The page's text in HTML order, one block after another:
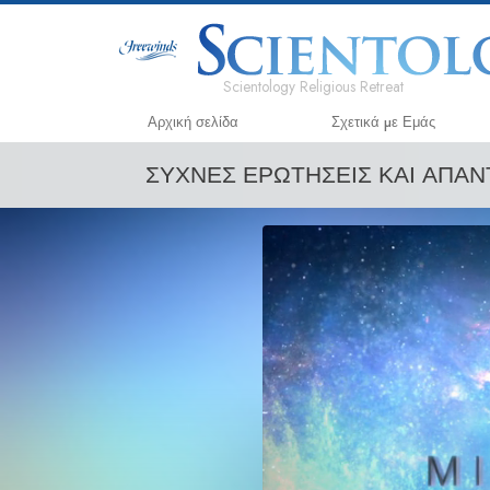
Scientology Religious Retreat
Αρχική σελίδα Σχετικά µε Εμάς
ΣΥΧΝΕΣ ΕΡΩΤΗΣΕΙΣ ΚΑΙ